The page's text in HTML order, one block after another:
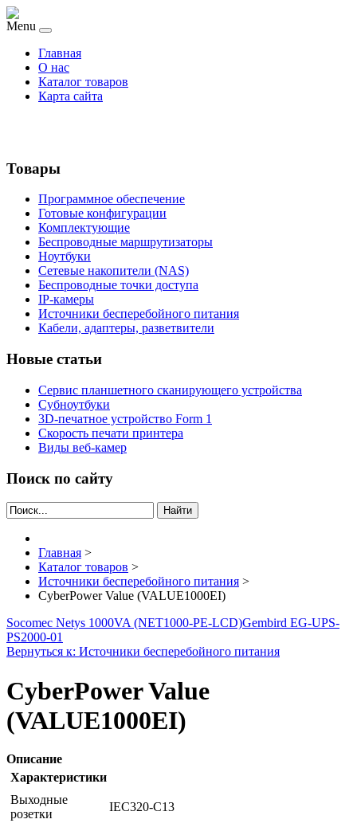
Menu
Главная
О нас
Каталог товаров
Карта сайта
Товары
Программное обеспечение
Готовые конфигурации
Комплектующие
Беспроводные маршрутизаторы
Ноутбуки
Сетевые накопители (NAS)
Беспроводные точки доступа
IP-камеры
Источники бесперебойного питания
Кабели, адаптеры, разветвители
Новые статьи
Сервис планшетного сканирующего устройства
Субноутбуки
3D-печатное устройство Form 1
Скорость печати принтера
Виды веб-камер
Поиск по сайту
Найти
Главная >
Каталог товаров >
Источники бесперебойного питания >
CyberPower Value (VALUE1000EI)
Socomec Netys 1000VA (NET1000-PE-LCD)Gembird EG-UPS-
PS2000-01
Вернуться к: Источники бесперебойного питания
CyberPower Value
(VALUE1000EI)
Описание
Характеристики
Выходные
розетки
IEC320-C13